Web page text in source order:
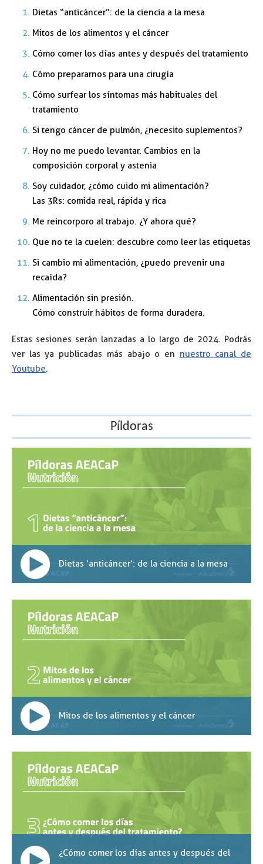
Dietas “anticáncer”: de la ciencia a la mesa
Mitos de los alimentos y el cáncer
Cómo comer los días antes y después del tratamiento
Cómo prepararnos para una cirugía
Cómo surfear los síntomas más habituales del
tratamiento
Si tengo cáncer de pulmón, ¿necesito suplementos?
Hoy no me puedo levantar. Cambios en la
composición corporal y astenia
Soy cuidador, ¿cómo cuido mi alimentación?
Las 3Rs: comida real, rápida y rica
Me reincorporo al trabajo. ¿Y ahora qué?
Que no te la cuelen: descubre como leer las etiquetas
Si cambio mi alimentación, ¿puedo prevenir una
recaída?
Alimentación sin presión.
Cómo construir hábitos de forma duradera.
Estas sesiones serán lanzadas a lo largo de 2024. Podrás
ver las ya publicadas más abajo o en nuestro canal de
Youtube.
Píldoras
Dietas ‘anticáncer’: de la ciencia a la mesa
Mitos de los alimentos y el cáncer
¿Cómo comer los días antes y después del